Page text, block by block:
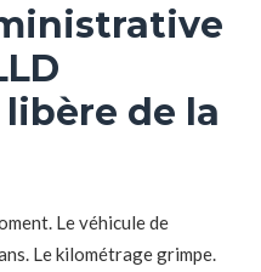
de la
Le véhicule de
Le kilométrage grimpe.